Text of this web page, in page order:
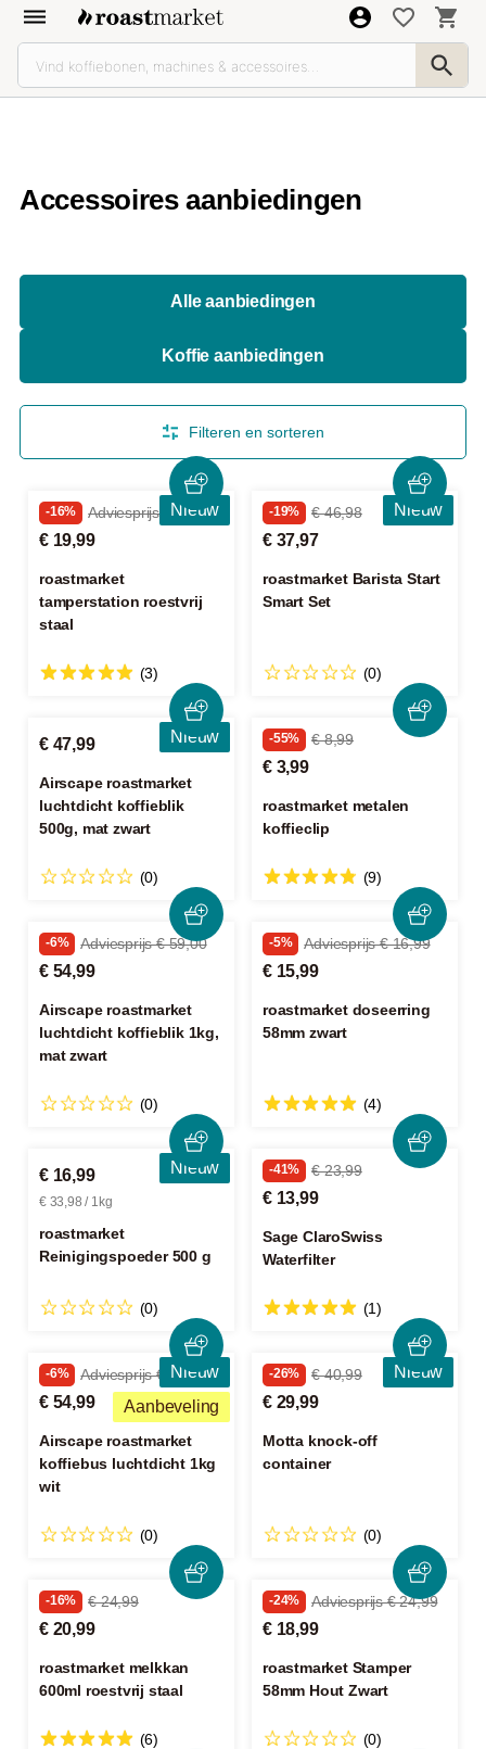
Accessoires aanbiedingen
Alle aanbiedingen
Koffie aanbiedingen
Filteren en sorteren
Nieuw
-16% Adviesprijs € 23,99
€ 19,99
roastmarket
tamperstation roestvrij
staal
(3)
Nieuw
-19% € 46,98
€ 37,97
roastmarket Barista Start
Smart Set
(0)
Nieuw
€ 47,99
Airscape roastmarket
luchtdicht koffieblik
500g, mat zwart
(0)
-55% € 8,99
€ 3,99
roastmarket metalen
koffieclip
(9)
-6% Adviesprijs € 59,00
€ 54,99
Airscape roastmarket
luchtdicht koffieblik 1kg,
mat zwart
(0)
-5% Adviesprijs € 16,99
€ 15,99
roastmarket doseerring
58mm zwart
(4)
Nieuw
€ 16,99
€ 33,98 / 1kg
roastmarket
Reinigingspoeder 500 g
(0)
-41% € 23,99
€ 13,99
Sage ClaroSwiss
Waterfilter
(1)
Nieuw
Aanbeveling
-6% Adviesprijs € 59,00
€ 54,99
Airscape roastmarket
koffiebus luchtdicht 1kg
wit
(0)
Nieuw
-26% € 40,99
€ 29,99
Motta knock-off
container
(0)
-16% € 24,99
€ 20,99
roastmarket melkkan
600ml roestvrij staal
(6)
-24% Adviesprijs € 24,99
€ 18,99
roastmarket Stamper
58mm Hout Zwart
(0)